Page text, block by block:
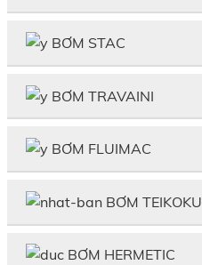
BƠM STAC
BƠM TRAVAINI
BƠM FLUIMAC
BƠM TEIKOKU
BƠM HERMETIC